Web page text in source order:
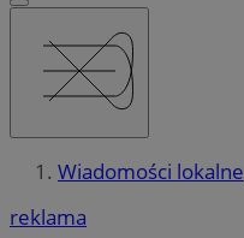
Wiadomości lokalne
reklama